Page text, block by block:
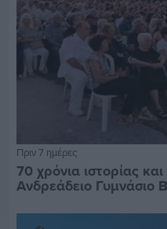
Πριν 7 ημέρες
70 χρόνια ιστορίας
Ανδρεάδειο Γυμνάσιο